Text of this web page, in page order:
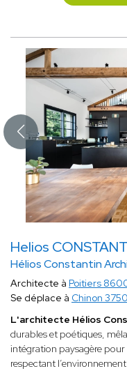
Helios
Hélios Constantin
Architecte à Poitiers
Se déplace à Chinon
L'architecte Hélios
durables et poétiques,
intégration paysagère
respectant